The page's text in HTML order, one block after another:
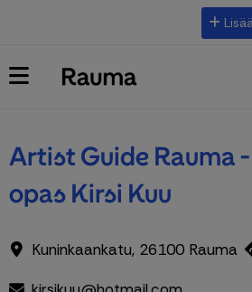
Artist Guide Rauma
opas Kirsi Kuu
Kuninkaankatu, 26100 Rauma